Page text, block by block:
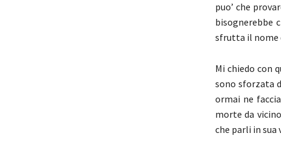
puo’ che
bisognerebbe
sfrutta il nome
Mi chiedo con
sono sforzata
ormai ne
morte da
che parli in sua